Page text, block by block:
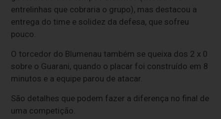
entrelinhas que cobraria o grupo), mas destacou a
entrega do time e solidez da defesa, que sofreu
pouco.
O torcedor do Blumenau também se queixa dos 2 x 0
sobre o Guarani, quando o placar foi construído em 8
minutos e a equipe parou de atacar.
São detalhes que podem fazer a diferença no final de
uma competição.